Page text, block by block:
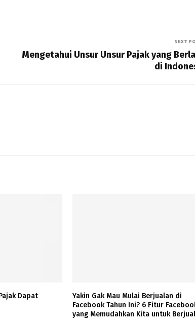
NEXT
Mengetahui Unsur Unsur Pajak yang
di
Dapat
Yakin Gak Mau Mulai Berjualan di
Facebook Tahun Ini? 6 Fitur
yang Memudahkan Kita untuk